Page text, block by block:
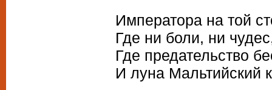
Императора на той
Где ни боли, ни
Где предательство
И луна Мальтийский